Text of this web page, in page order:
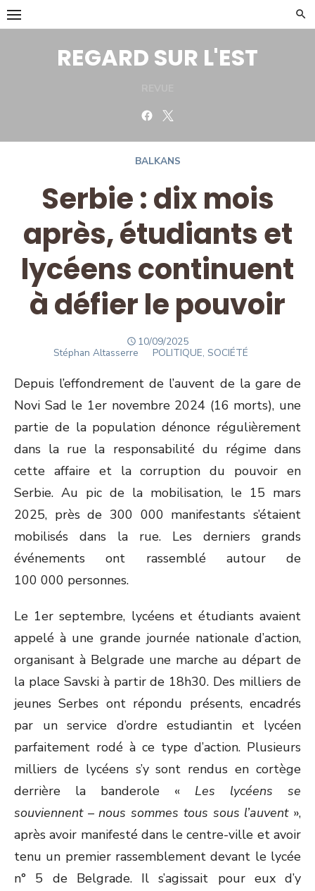
Skip
to
REGARD SUR L'EST
Facebook
BALKANS
Serbie : dix mois
après, étudiants et
lycéens continuent
à défier le pouvoir
POSTED
ON
10/09/2025
Author
Stéphan Altasserre POLITIQUE, SOCIÉTÉ
Depuis l’effondrement de l’auvent de la gare de
Novi Sad le 1ernovembre 2024 (16 morts), une
partie de la population dénonce régulièrement
dans la rue la responsabilité du régime dans
cette affaire et la corruption du pouvoir en
Serbie. Au pic de la mobilisation, le 15 mars
2025, près de 300 000 manifestants s’étaient
mobilisés dans la rue. Les derniers grands
événements ont rassemblé autour de
100 000 personnes.
Le 1er septembre, lycéens et étudiants avaient
appelé à une grande journée nationale d’action,
organisant à Belgrade une marche au départ de
la place Savski à partir de 18h30. Des milliers de
jeunes Serbes ont répondu présents, encadrés
par un service d’ordre estudiantin et lycéen
parfaitement rodé à ce type d’action. Plusieurs
milliers de lycéens s’y sont rendus en cortège
derrière la banderole « Les lycéens se
souviennent – nous sommes tous sous l’auvent»,
après avoir manifesté dans le centre-ville et avoir
tenu un premier rassemblement devant le lycée
n° 5 de Belgrade. Il s’agissait pour eux d’y